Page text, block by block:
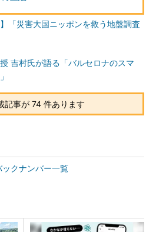
】「災害大国ニッポンを救う地盤調査
吉村氏が語る「バルセロナのスマ
記事が 74 件あります
クナンバー一覧